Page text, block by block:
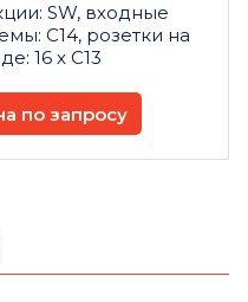
SW, входные
C14, розетки на
16 х C13
по запросу